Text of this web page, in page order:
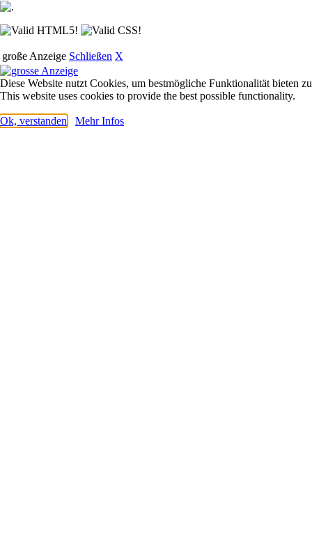
große Anzeige Schließen X
Diese Website nutzt Cookies, um bestmögliche Funktionalität bieten
This website uses cookies to provide the best possible functionality.
Ok, verstanden Mehr Infos